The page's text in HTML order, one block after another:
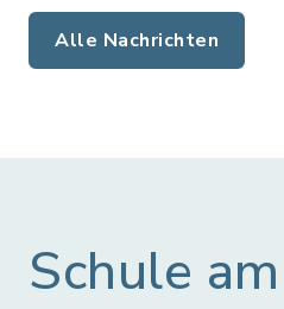
Alle Nachrichten
Schule